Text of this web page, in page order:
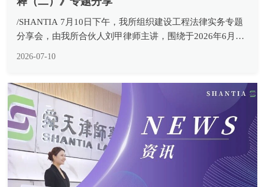
/SHANTIA 7月10日下午，我所组织建设工程法律实务专题
分享会，由我所合伙人刘甲律师主讲，围绕于2026年6月30
日正式施行的《最高人民法院关于审理建设工程施工合同纠
纷案件适用法律问题的解释（二）》开展系统性专业解读，